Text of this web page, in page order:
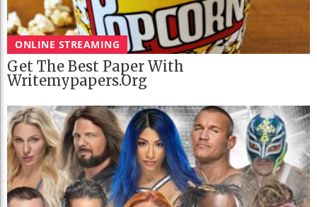
ONLINE STREAMING
Get The Best Paper With
Writemypapers.org